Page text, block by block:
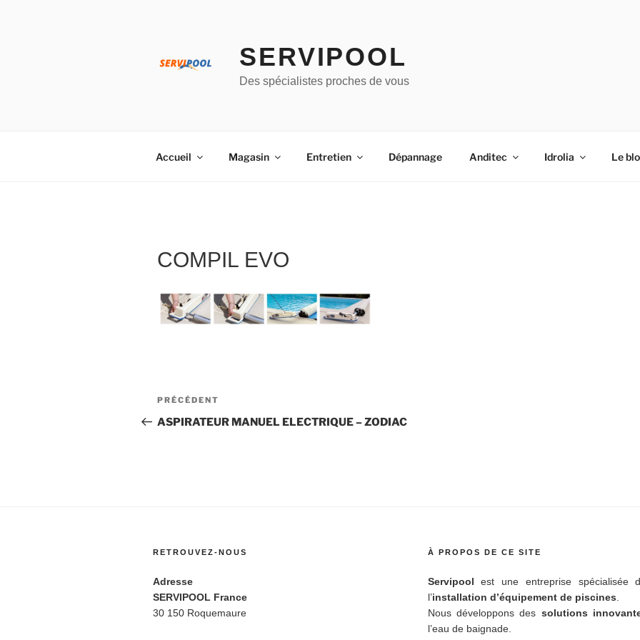
SERVIPOOL
Des spécialistes proches de vous
Accueil Magasin Entretien Dépannage Anditec Idrolia Le
COMPIL EVO
Navigation
de
Article
précédent
PRÉCÉDENT
ASPIRATEUR MANUEL ELECTRIQUE – ZODIAC
RETROUVEZ-NOUS
Adresse
SERVIPOOL France
30 150 Roquemaure
À PROPOS DE CE SITE
Servipool est une entreprise spécialisée
l’installation d’équipement de piscines
Nous développons des solutions
l’eau de baignade.